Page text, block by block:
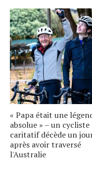
« Papa était une
absolue » – un cycliste
caritatif décède un
après avoir traversé
l'Australie